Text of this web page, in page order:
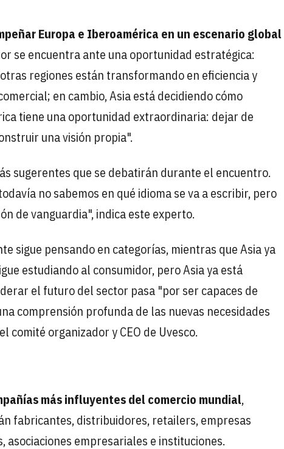
Europa e Iberoamérica en un escenario global
se encuentra ante una oportunidad estratégica:
regiones están transformando en eficiencia y
en cambio, Asia está decidiendo cómo
tiene una oportunidad extraordinaria: dejar de
una visión propia".
sugerentes que se debatirán durante el encuentro.
no sabemos en qué idioma se va a escribir, pero
de vanguardia", indica este experto.
sigue pensando en categorías, mientras que Asia ya
estudiando al consumidor, pero Asia ya está
el futuro del sector pasa "por ser capaces de
comprensión profunda de las nuevas necesidades
comité organizador y CEO de Uvesco.
más influyentes del comercio mundial,
fabricantes, distribuidores, retailers, empresas
empresariales e instituciones.